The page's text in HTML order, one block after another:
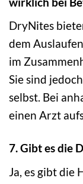
DryNites
dem
im
Sie sind
selbst. Bei
einen Arzt
7. Gibt es die
Ja, es gibt die